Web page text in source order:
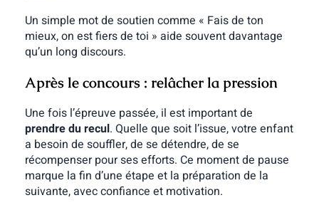
Un simple mot de soutien comme « Fais de ton
mieux, on est fiers de toi » aide souvent davantage
qu’un long discours.
Après le concours : relâcher la pression
Une fois l’épreuve passée, il est important de
prendre du recul. Quelle que soit l’issue, votre enfant
a besoin de souffler, de se détendre, de se
récompenser pour ses efforts. Ce moment de pause
marque la fin d’une étape et la préparation de la
suivante, avec confiance et motivation.